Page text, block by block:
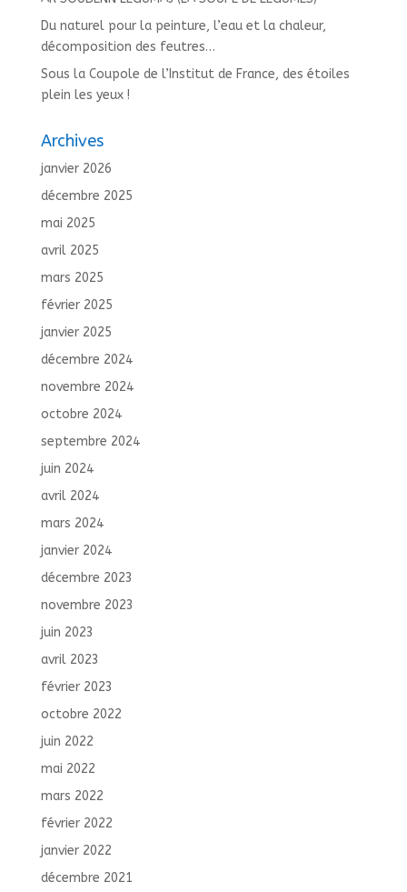
Du naturel pour la peinture, l’eau et la chaleur,
décomposition des feutres…
Sous la Coupole de l’Institut de France, des étoiles
plein les yeux !
Archives
janvier 2026
décembre 2025
mai 2025
avril 2025
mars 2025
février 2025
janvier 2025
décembre 2024
novembre 2024
octobre 2024
septembre 2024
juin 2024
avril 2024
mars 2024
janvier 2024
décembre 2023
novembre 2023
juin 2023
avril 2023
février 2023
octobre 2022
juin 2022
mai 2022
mars 2022
février 2022
janvier 2022
décembre 2021